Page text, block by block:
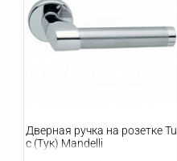
Дверная ручка на розетке Tu
c (Тук) Mandelli